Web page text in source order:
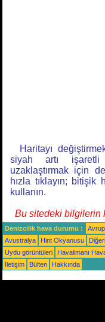
Haritayı
siyah artı
uzaklaştırmak için
hızla tıklayın;
kullanın.
Bu sitedeki bilgilerin
Denizcilik hava durumu :
Avustralya
Hint Okyanusu
Uydu görüntüleri
Havalimanı
İletişim
Bülten Hakkında